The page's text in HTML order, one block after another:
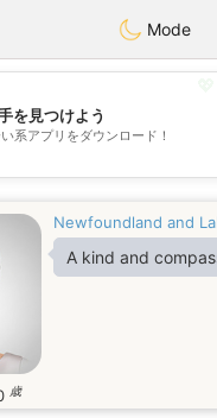
StatesDating
Mode
を見つけよう
系アプリをダウンロード！
Newfoundland and
A kind and
歳